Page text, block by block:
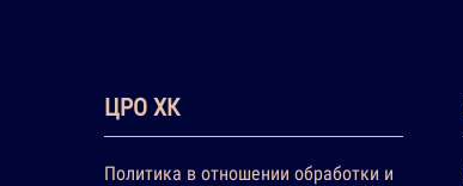
ЦРО ХК
Политика в отношении обработки и